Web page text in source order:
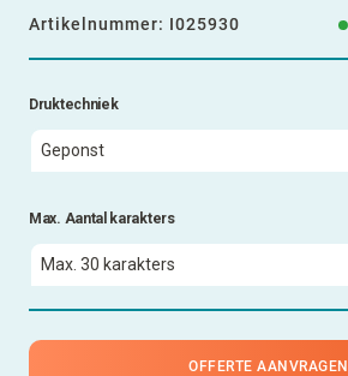
Artikelnummer: I025930
Druktechniek
Max. Aantal karakters
OFFERTE AANVRAGEN